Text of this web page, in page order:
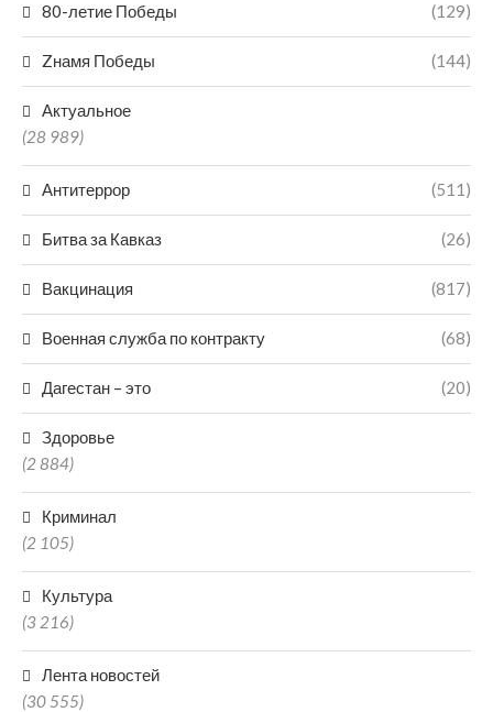
80-летие Победы (129)
Zнамя Победы (144)
Актуальное
(28 989)
Антитеррор (511)
Битва за Кавказ (26)
Вакцинация (817)
Военная служба по контракту (68)
Дагестан – это (20)
Здоровье
(2 884)
Криминал
(2 105)
Культура
(3 216)
Лента новостей
(30 555)